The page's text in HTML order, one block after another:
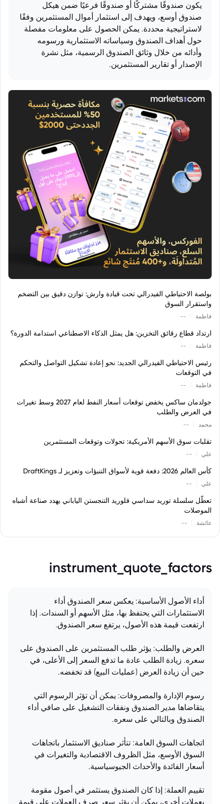
يكون صندوقًا مشتركًا أو صندوقًا فرعيًا ضمن هيكل
صندوق أوسع، ويهدف إلى استثمار أموال المستثمرين وفقًا
لاستراتيجية محددة. يمكن الحصول على معلومات مفصلة
حول أهداف الصندوق وسياساته الاستثمارية ورسومه
وأدائه من خلال وثائق الصندوق الرسمية، مثل نشرة
الإصدار أو تقارير المستثمرين.
بولصة الاحتياطي الفيدرالي تحت قيادة وارش: توازن دقيق بين التضخم
واستقرار السوق
فاطمة --
ارتداد قطاع رقائق التخزين: هل يمثل الذكاء الاصطناعي استدامة الدورة؟
فاطمة --
رئيس الاحتياطي الفيدرالي الجديد: نحو إعادة تشكيل التواصل والتحكم
في التوقعات
فاطمة --
جولدمان ساكس يخفض توقعات أسعار النفط لعام 2027 وسط تغيرات
في العرض والطلب
محمد --
تقلبات سوق الأسهم الأمريكية: تحولات وتوقعات المستثمرين
علي --
كأس العالم 2026: دفعة قوية لأسواق التنبؤات وتعزيز لـ DraftKings
علي --
تعطّل سلسلة توريد سداسي فلوريد التنجستن الياباني يهدد صناعة أشباه
الموصلات
عائشة --
instrument_quote_factors
أداء الأصول الأساسية: يعكس سعر الصندوق أداء
الاستثمارات التي يحتفظ بها، مثل الأسهم أو السندات. إذا
ارتفعت قيمة هذه الأصول، يرتفع سعر الصندوق.
العرض والطلب: يؤثر طلب المستثمرين على الصندوق على
سعره. زيادة الطلب عادة ما تدفع السعر إلى الأعلى، في
حين أن زيادة العرض (عمليات البيع) قد تخفضه.
رسوم الإدارة والمصروفات: يمكن أن تؤثر الرسوم التي
يتقاضاها مدير الصندوق ونفقات التشغيل على صافي أداء
الصندوق وبالتالي على سعره.
اتجاهات السوق العامة: تتأثر صناديق الاستثمار باتجاهات
السوق الأوسع، مثل الظروف الاقتصادية والتغيرات في
أسعار الفائدة والأحداث الجيوسياسية.
تقييم العملة: إذا كان الصندوق يستثمر في أصول مقومة
بعملات أخرى، يمكن أن يؤثر سعر صرف العملات على قيمة